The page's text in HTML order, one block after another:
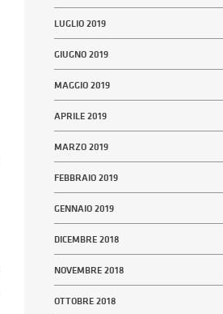
LUGLIO 2019
GIUGNO 2019
MAGGIO 2019
APRILE 2019
MARZO 2019
FEBBRAIO 2019
GENNAIO 2019
DICEMBRE 2018
NOVEMBRE 2018
OTTOBRE 2018